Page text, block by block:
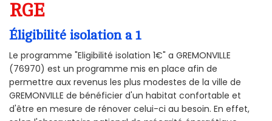
RGE
Éligibilité isolation a 1
Le programme "Eligibilité isolation 1€" a GREMONVILLE
(76970) est un programme mis en place afin de
permettre aux revenus les plus modestes de la ville de
GREMONVILLE de bénéficier d'un habitat confortable et
d'être en mesure de rénover celui-ci au besoin. En effet,